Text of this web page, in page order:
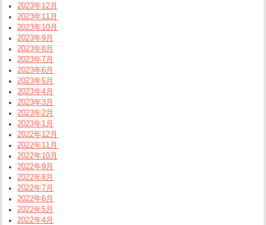
2023年12月
2023年11月
2023年10月
2023年9月
2023年8月
2023年7月
2023年6月
2023年5月
2023年4月
2023年3月
2023年2月
2023年1月
2022年12月
2022年11月
2022年10月
2022年9月
2022年8月
2022年7月
2022年6月
2022年5月
2022年4月